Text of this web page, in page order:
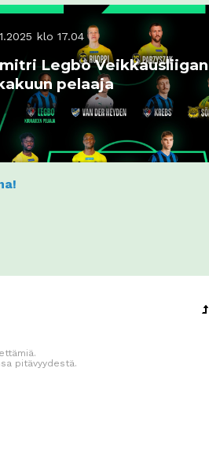
klo 17.04
Legbo Veikkausliigan
pelaaja
pitävyydestä.